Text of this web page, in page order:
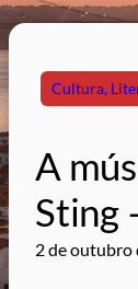
Cultura,
A
Sting
2 de outubro